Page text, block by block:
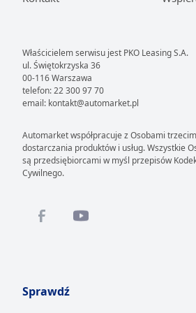
codziennej jazdy.
do wymagającej grupy odbiorców:
●
idealnie odpowiada
profesjonalistów, którzy
wyrafinowany styl, a także
służbowego, który wyróżni
● to również doskonały wybór
dynamicznej jazdy;
niemieckich marek
podkreślić swój
Właścicielem serwisu jest PKO Leasing S.A.
ul. Świętokrzyska 36
00-116 Warszawa
telefon: 22 300 97 70
email: kontakt@automarket.pl
Automarket współpracuje z Osobami
dostarczania produktów i usług. Wszystkie
są przedsiębiorcami w myśl przepisów
Cywilnego.
Sprawdź